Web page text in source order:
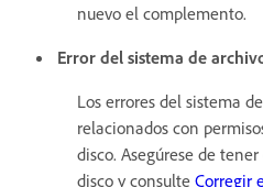
nuevo el complemento.
Error del sistema de
Los errores del sistema
relacionados con
disco. Asegúrese de
disco y consulte Corregir